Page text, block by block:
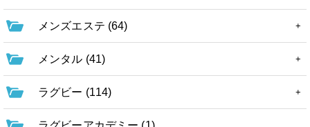
メンズエステ (64)
メンタル (41)
ラグビー (114)